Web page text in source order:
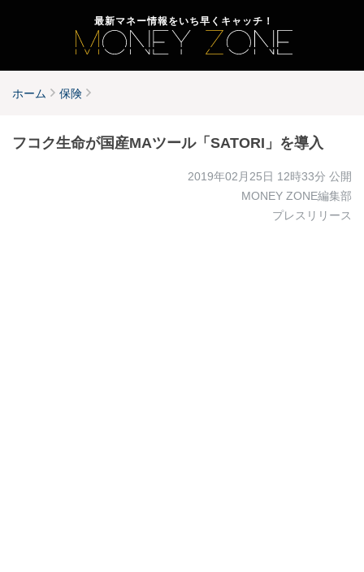
最新マネー情報をいち早くキャッチ！
ホーム 保険
フコク生命が国産MAツール「SATORI」を導入
2019年02月25日 12時33分 公開
MONEY ZONE編集部
プレスリリース